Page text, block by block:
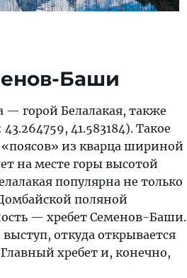
Баши
— горой Белалакая, также
41.583184). Такое
из кварца шириной
на месте горы высотой
популярна не только
поляной
— хребет Семенов-Баши.
откуда открывается
хребет и, конечно,